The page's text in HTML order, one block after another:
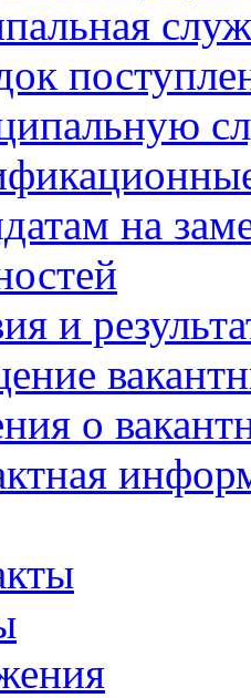
на
и
о